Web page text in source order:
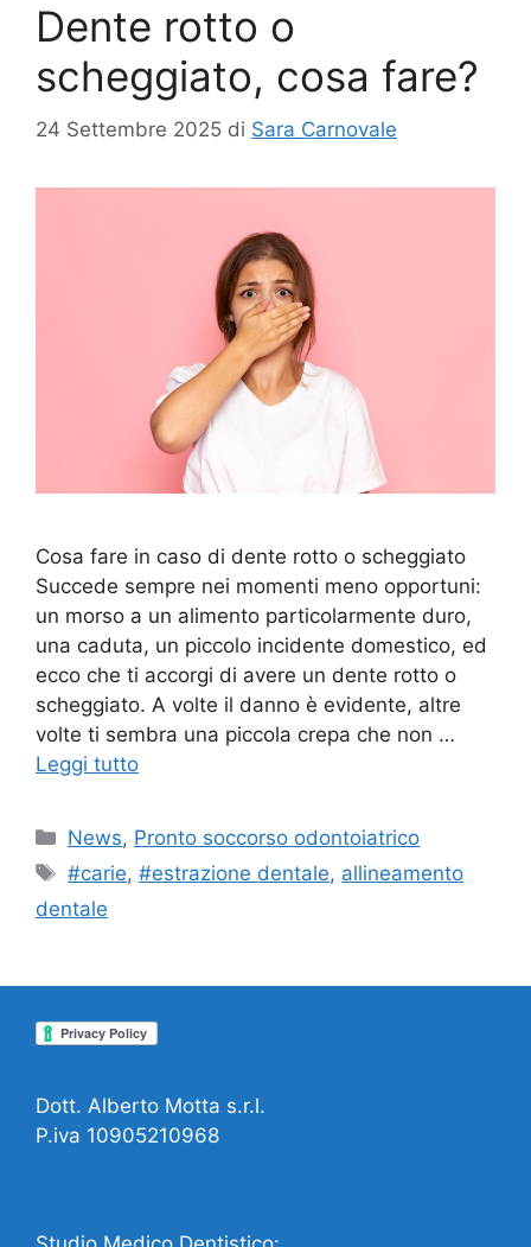
Dente rotto o
scheggiato, cosa fare?
24 Settembre 2025 di Sara Carnovale
Cosa fare in caso di dente rotto o scheggiato
Succede sempre nei momenti meno opportuni:
un morso a un alimento particolarmente duro,
una caduta, un piccolo incidente domestico, ed
ecco che ti accorgi di avere un dente rotto o
scheggiato. A volte il danno è evidente, altre
volte ti sembra una piccola crepa che non …
Leggi tutto
Categorie
News, Pronto soccorso odontoiatrico
Tag
#carie,#estrazione dentale, allineamento
dentale
Dott. Alberto Motta s.r.l.
P.iva 10905210968